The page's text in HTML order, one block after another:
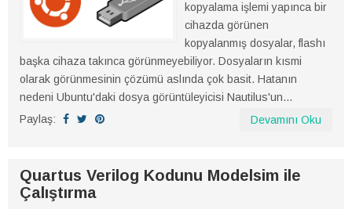
kopyalama işlemi yapınca bir
cihazda görünen
kopyalanmış dosyalar, flashı
başka cihaza takınca görünmeyebiliyor. Dosyaların kısmi
olarak görünmesinin çözümü aslında çok basit. Hatanın
nedeni Ubuntu'daki dosya görüntüleyicisi Nautilus'un...
Paylaş:
Devamını Oku
Quartus Verilog Kodunu Modelsim ile
Çalıştırma